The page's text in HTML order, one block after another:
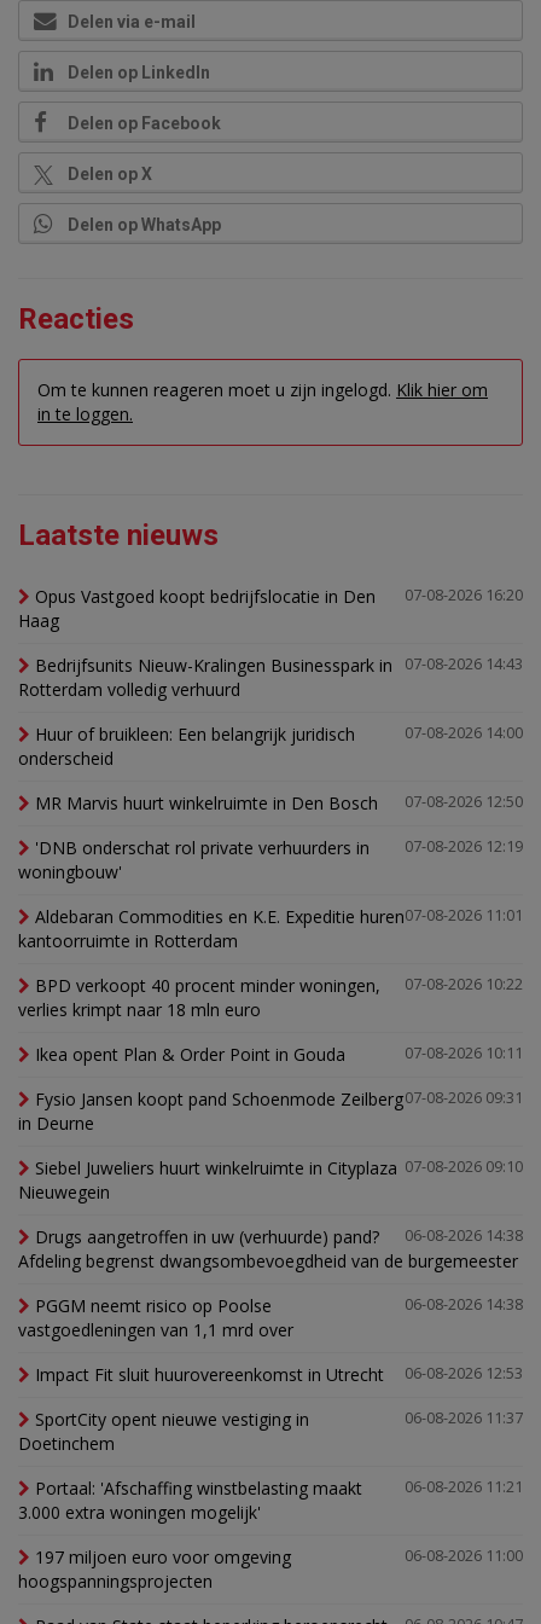
Delen via e-mail
Delen op LinkedIn
Delen op Facebook
Delen op X
Delen op WhatsApp
Reacties
Om te kunnen reageren moet u zijn ingelogd. Klik hier om
in te loggen.
Laatste nieuws
07-08-2026 16:20
Opus Vastgoed koopt bedrijfslocatie in Den
Haag
07-08-2026 14:43
Bedrijfsunits Nieuw-Kralingen Businesspark in
Rotterdam volledig verhuurd
07-08-2026 14:00
Huur of bruikleen: Een belangrijk juridisch
onderscheid
07-08-2026 12:50
MR Marvis huurt winkelruimte in Den Bosch
07-08-2026 12:19
'DNB onderschat rol private verhuurders in
woningbouw'
07-08-2026 11:01
Aldebaran Commodities en K.E. Expeditie huren
kantoorruimte in Rotterdam
07-08-2026 10:22
BPD verkoopt 40 procent minder woningen,
verlies krimpt naar 18 mln euro
07-08-2026 10:11
Ikea opent Plan & Order Point in Gouda
07-08-2026 09:31
Fysio Jansen koopt pand Schoenmode Zeilberg
in Deurne
07-08-2026 09:10
Siebel Juweliers huurt winkelruimte in Cityplaza
Nieuwegein
06-08-2026 14:38
Drugs aangetroffen in uw (verhuurde) pand?
Afdeling begrenst dwangsombevoegdheid van de burgemeester
06-08-2026 14:38
PGGM neemt risico op Poolse
vastgoedleningen van 1,1 mrd over
06-08-2026 12:53
Impact Fit sluit huurovereenkomst in Utrecht
06-08-2026 11:37
SportCity opent nieuwe vestiging in
Doetinchem
06-08-2026 11:21
Portaal: 'Afschaffing winstbelasting maakt
3.000 extra woningen mogelijk'
06-08-2026 11:00
197 miljoen euro voor omgeving
hoogspanningsprojecten